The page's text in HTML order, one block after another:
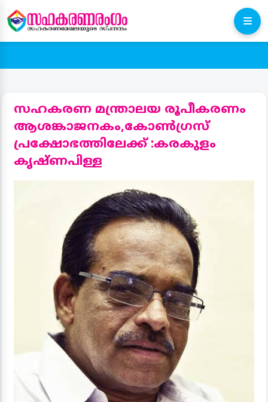
സഹകരണ മന്ത്രാലയ രൂപീകരണം
ആശങ്കാജനകം,കോൺഗ്രസ്
പ്രക്ഷോഭത്തിലേക്ക് :കരകുളം
കൃഷ്ണപിള്ള